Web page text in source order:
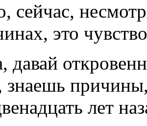
сейчас,
это
давай
знаешь
лет